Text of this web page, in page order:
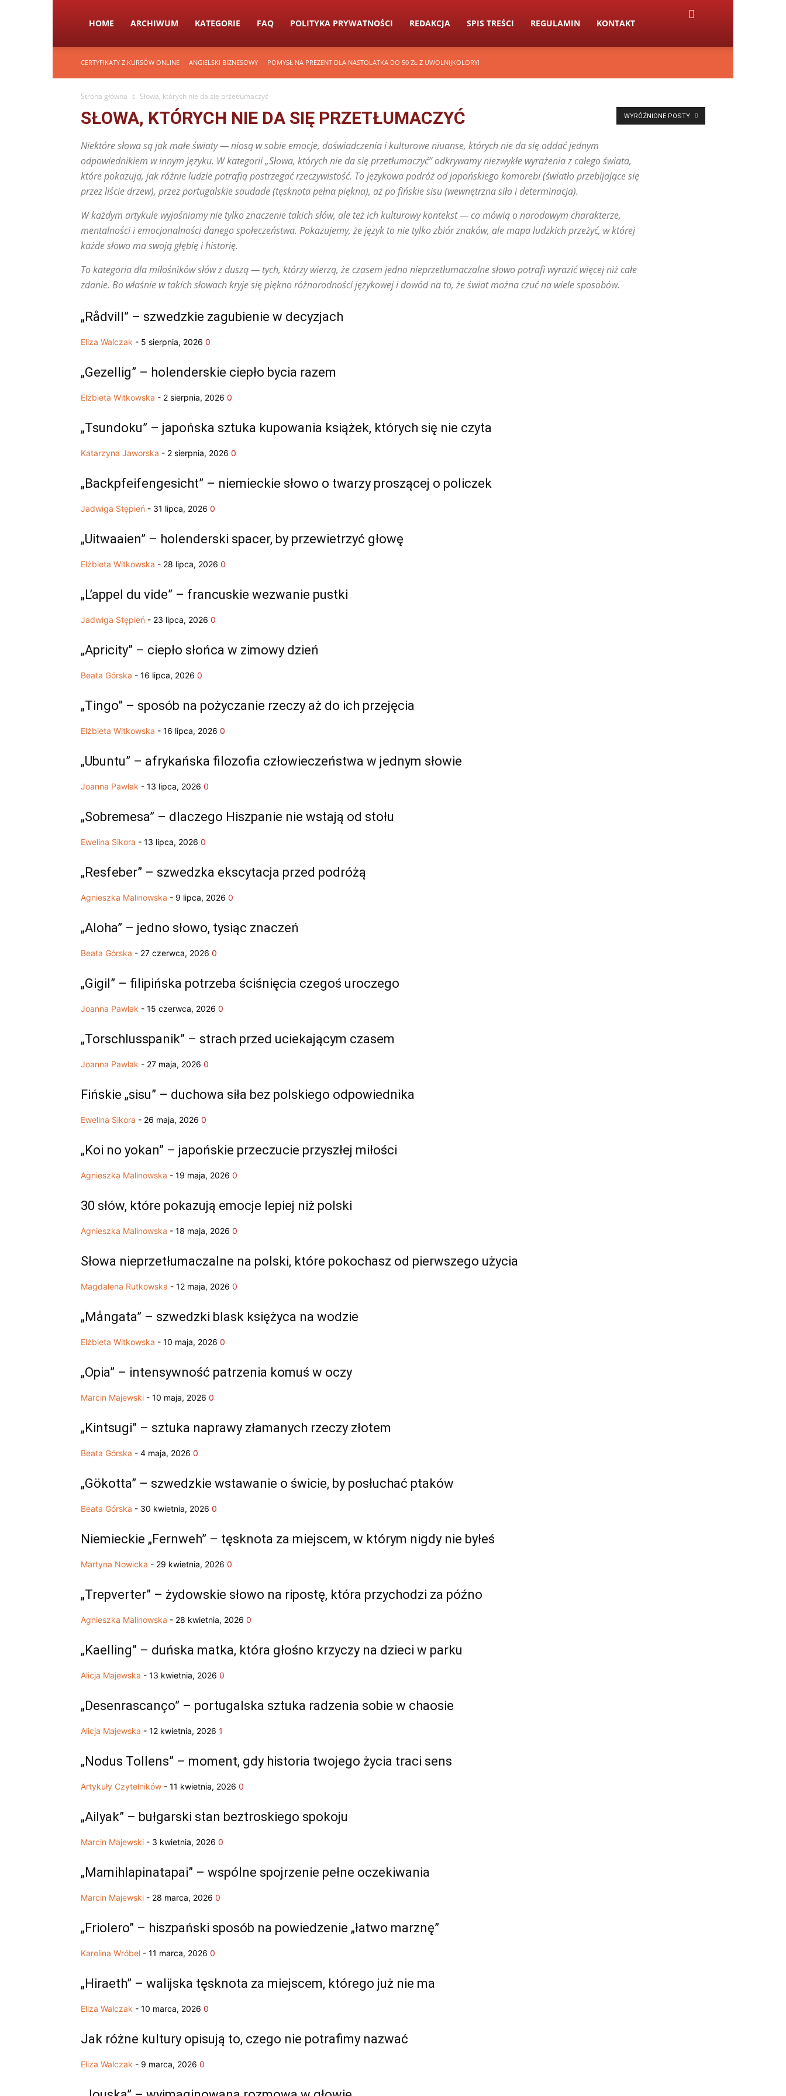
HOME ARCHIWUM KATEGORIE FAQ POLITYKA PRYWATNOŚCI REDAKCJA SPIS TREŚCI REGULAMIN KONTAKT
CERTYFIKATY Z KURSÓW ONLINE ANGIELSKI BIZNESOWY POMYSŁ NA PREZENT DLA NASTOLATKA DO 50 ZŁ Z UWOLNIJKOLORY!
Strona główna Słowa, których nie da się przetłumaczyć
SŁOWA, KTÓRYCH NIE DA SIĘ PRZETŁUMACZYĆ
Niektóre słowa są jak małe światy — niosą w sobie emocje, doświadczenia i kulturowe niuanse, których nie da się oddać jednym
odpowiednikiem w innym języku. W kategorii „Słowa, których nie da się przetłumaczyć” odkrywamy niezwykłe wyrażenia z całego świata,
które pokazują, jak różnie ludzie potrafią postrzegać rzeczywistość. To językowa podróż od japońskiego komorebi (światło przebijające się
przez liście drzew), przez portugalskie saudade (tęsknota pełna piękna), aż po fińskie sisu (wewnętrzna siła i determinacja).
W każdym artykule wyjaśniamy nie tylko znaczenie takich słów, ale też ich kulturowy kontekst — co mówią o narodowym charakterze,
mentalności i emocjonalności danego społeczeństwa. Pokazujemy, że język to nie tylko zbiór znaków, ale mapa ludzkich przeżyć, w której
każde słowo ma swoją głębię i historię.
To kategoria dla miłośników słów z duszą — tych, którzy wierzą, że czasem jedno nieprzetłumaczalne słowo potrafi wyrazić więcej niż całe
zdanie. Bo właśnie w takich słowach kryje się piękno różnorodności językowej i dowód na to, że świat można czuć na wiele sposobów.
WYRÓŻNIONE POSTY
„Rådvill” – szwedzkie zagubienie w decyzjach
Eliza Walczak - 5 sierpnia, 2026 0
„Gezellig” – holenderskie ciepło bycia razem
Elżbieta Witkowska - 2 sierpnia, 2026 0
„Tsundoku” – japońska sztuka kupowania książek, których się nie czyta
Katarzyna Jaworska - 2 sierpnia, 2026 0
„Backpfeifengesicht” – niemieckie słowo o twarzy proszącej o policzek
Jadwiga Stępień - 31 lipca, 2026 0
„Uitwaaien” – holenderski spacer, by przewietrzyć głowę
Elżbieta Witkowska - 28 lipca, 2026 0
„L’appel du vide” – francuskie wezwanie pustki
Jadwiga Stępień - 23 lipca, 2026 0
„Apricity” – ciepło słońca w zimowy dzień
Beata Górska - 16 lipca, 2026 0
„Tingo” – sposób na pożyczanie rzeczy aż do ich przejęcia
Elżbieta Witkowska - 16 lipca, 2026 0
„Ubuntu” – afrykańska filozofia człowieczeństwa w jednym słowie
Joanna Pawlak - 13 lipca, 2026 0
„Sobremesa” – dlaczego Hiszpanie nie wstają od stołu
Ewelina Sikora - 13 lipca, 2026 0
„Resfeber” – szwedzka ekscytacja przed podróżą
Agnieszka Malinowska - 9 lipca, 2026 0
„Aloha” – jedno słowo, tysiąc znaczeń
Beata Górska - 27 czerwca, 2026 0
„Gigil” – filipińska potrzeba ściśnięcia czegoś uroczego
Joanna Pawlak - 15 czerwca, 2026 0
„Torschlusspanik” – strach przed uciekającym czasem
Joanna Pawlak - 27 maja, 2026 0
Fińskie „sisu” – duchowa siła bez polskiego odpowiednika
Ewelina Sikora - 26 maja, 2026 0
„Koi no yokan” – japońskie przeczucie przyszłej miłości
Agnieszka Malinowska - 19 maja, 2026 0
30 słów, które pokazują emocje lepiej niż polski
Agnieszka Malinowska - 18 maja, 2026 0
Słowa nieprzetłumaczalne na polski, które pokochasz od pierwszego użycia
Magdalena Rutkowska - 12 maja, 2026 0
„Mångata” – szwedzki blask księżyca na wodzie
Elżbieta Witkowska - 10 maja, 2026 0
„Opia” – intensywność patrzenia komuś w oczy
Marcin Majewski - 10 maja, 2026 0
„Kintsugi” – sztuka naprawy złamanych rzeczy złotem
Beata Górska - 4 maja, 2026 0
„Gökotta” – szwedzkie wstawanie o świcie, by posłuchać ptaków
Beata Górska - 30 kwietnia, 2026 0
Niemieckie „Fernweh” – tęsknota za miejscem, w którym nigdy nie byłeś
Martyna Nowicka - 29 kwietnia, 2026 0
„Trepverter” – żydowskie słowo na ripostę, która przychodzi za późno
Agnieszka Malinowska - 28 kwietnia, 2026 0
„Kaelling” – duńska matka, która głośno krzyczy na dzieci w parku
Alicja Majewska - 13 kwietnia, 2026 0
„Desenrascanço” – portugalska sztuka radzenia sobie w chaosie
Alicja Majewska - 12 kwietnia, 2026 1
„Nodus Tollens” – moment, gdy historia twojego życia traci sens
Artykuły Czytelników - 11 kwietnia, 2026 0
„Ailyak” – bułgarski stan beztroskiego spokoju
Marcin Majewski - 3 kwietnia, 2026 0
„Mamihlapinatapai” – wspólne spojrzenie pełne oczekiwania
Marcin Majewski - 28 marca, 2026 0
„Friolero” – hiszpański sposób na powiedzenie „łatwo marznę”
Karolina Wróbel - 11 marca, 2026 0
„Hiraeth” – walijska tęsknota za miejscem, którego już nie ma
Eliza Walczak - 10 marca, 2026 0
Jak różne kultury opisują to, czego nie potrafimy nazwać
Eliza Walczak - 9 marca, 2026 0